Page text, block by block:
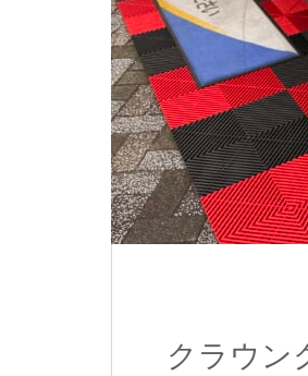
クラウン